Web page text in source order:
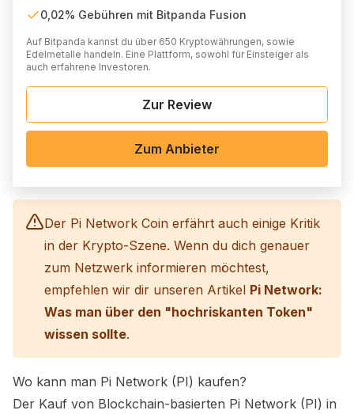
0,02% Gebühren mit Bitpanda Fusion
Auf Bitpanda kannst du über 650 Kryptowährungen, sowie
Edelmetalle handeln. Eine Plattform, sowohl für Einsteiger als
auch erfahrene Investoren.
Zur Review
Zum Anbieter
Der Pi Network Coin erfährt auch einige Kritik
in der Krypto-Szene. Wenn du dich genauer
zum Netzwerk informieren möchtest,
empfehlen wir dir unseren Artikel Pi Network:
Was man über den "hochriskanten Token"
wissen sollte.
Wo kann man Pi Network (PI) kaufen?
Der Kauf von Blockchain-basierten Pi Network (PI) in